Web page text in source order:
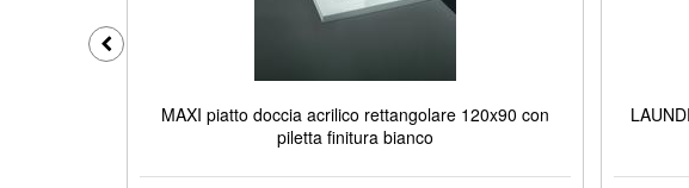
MAXI piatto doccia acrilico rettangolare 120x90 con
piletta finitura bianco